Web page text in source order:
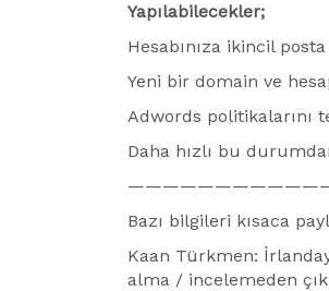
Yapılabilecekler;
Hesabınıza ikincil
Yeni bir domain ve
Adwords politikalarını
Daha hızlı bu
Bazı bilgileri kısaca
Kaan Türkmen:
alma / incelemeden